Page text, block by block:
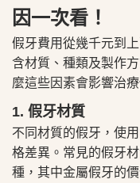
因一次看！
假牙費用從幾千元到
含材質、種類及製作
麼這些因素會影響治療
1. 假牙材質
不同材質的假牙，使
格差異。常見的假牙
種，其中金屬假牙的